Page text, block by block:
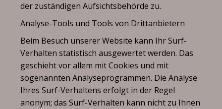
der zuständigen Aufsichtsbehörde zu.
Analyse-Tools und Tools von Drittanbietern
Beim Besuch unserer Website kann Ihr Surf-
Verhalten statistisch ausgewertet werden. Das
geschieht vor allem mit Cookies und mit
sogenannten Analyseprogrammen. Die Analyse
Ihres Surf-Verhaltens erfolgt in der Regel
anonym; das Surf-Verhalten kann nicht zu Ihnen